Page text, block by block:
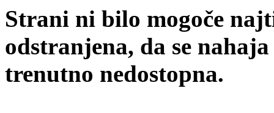
Strani ni bilo mogoče
odstranjena, da se
trenutno nedostopna.